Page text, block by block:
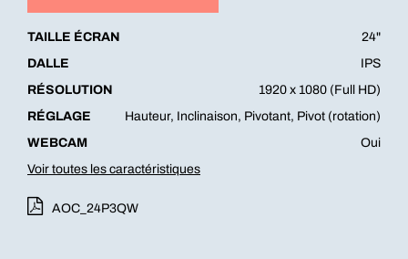
TAILLE ÉCRAN
24"
DALLE
IPS
RÉSOLUTION
1920 x 1080 (Full HD)
RÉGLAGE
Hauteur, Inclinaison, Pivotant, Pivot (rotation)
WEBCAM
Oui
Voir toutes les caractéristiques
AOC_24P3QW